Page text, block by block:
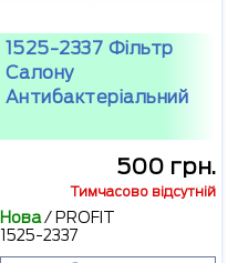
1525-2337 Фільтр
Салону
Антибактеріальний
500 грн.
Тимчасово відсутній
Нова/ PROFIT
1525-2337